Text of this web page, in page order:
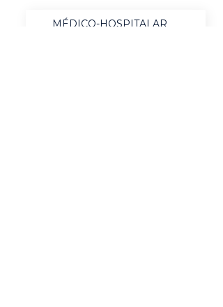
MÉDICO-HOSPITALAR